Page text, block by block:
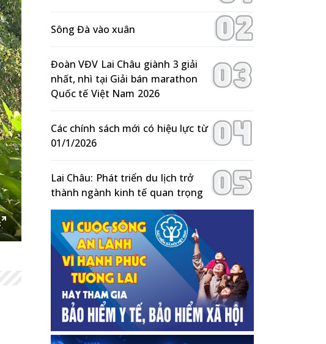
Enter
Sông Đà vào xuân
Đoàn VĐV Lai Châu giành 3 giải
nhất, nhì tại Giải bán marathon
Quốc tế Việt Nam 2026
Các chính sách mới có hiệu lực từ
01/1/2026
Lai Châu: Phát triển du lịch trở
thành ngành kinh tế quan trọng